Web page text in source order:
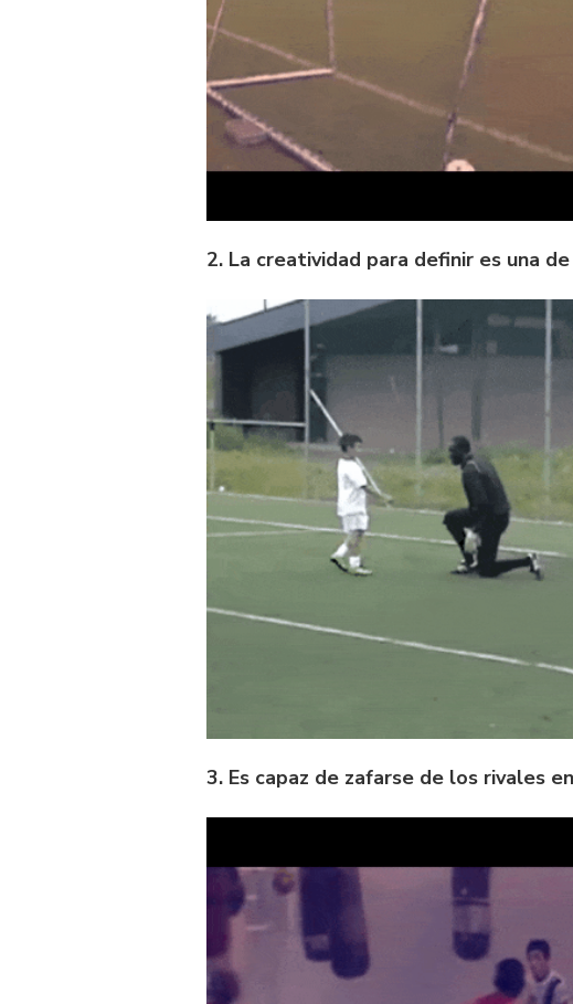
2. La creatividad para definir es una
3. Es capaz de zafarse de los rivales